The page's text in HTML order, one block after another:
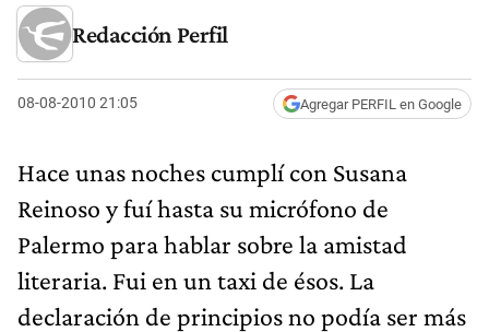
Redacción Perfil
08-08-2010 21:05 Agregar PERFIL en Google
Hace unas noches cumplí con Susana
Reinoso y fuí hasta su micrófono de
Palermo para hablar sobre la amistad
literaria. Fui en un taxi de ésos. La
declaración de principios no podía ser más